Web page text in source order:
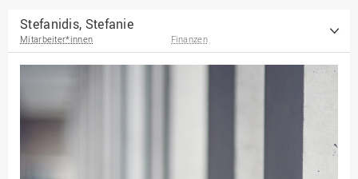
EU-Büro
Fakultät
Agrarwissenschaften und
Ingenieurwissenschaften
Fakultät Management,
Stefanidis, Stefanie
Mitarbeiter*innen Finanzen